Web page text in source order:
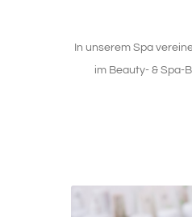
In unserem Spa
im Beauty- & Spa-